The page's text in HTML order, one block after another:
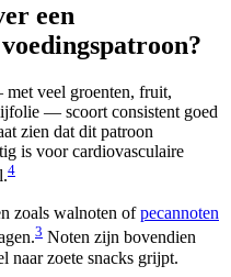
een
veel groenten, fruit,
— scoort consistent goed
zien dat dit patroon
is voor cardiovasculaire
4
zoals walnoten ofpecannoten
3 Noten zijn bovendien
naar zoete snacks grijpt.